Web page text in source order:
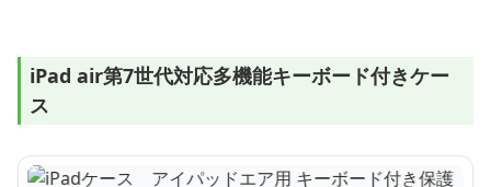
iPad air第7世代対応多機能キーボード付きケー
ス